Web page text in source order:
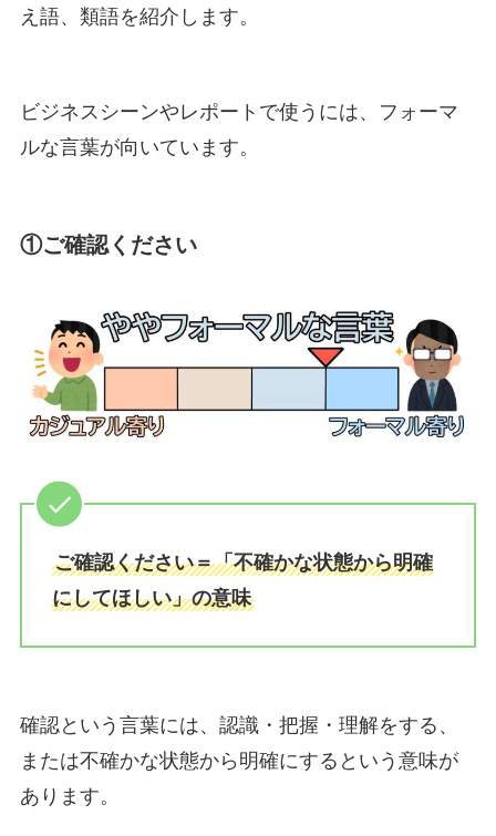
え語、類語を紹介します。
ビジネスシーンやレポートで使うには、フォーマ
ルな言葉が向いています。
①ご確認ください
ご確認ください＝「不確かな状態から明確
にしてほしい」の意味
確認という言葉には、認識・把握・理解をする、
または不確かな状態から明確にするという意味が
あります。